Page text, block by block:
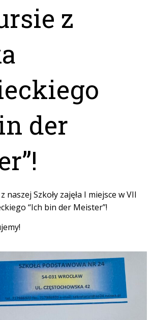
z
der
naszej Szkoły zajęła I miejsce w VII
“Ich bin der Meister”!